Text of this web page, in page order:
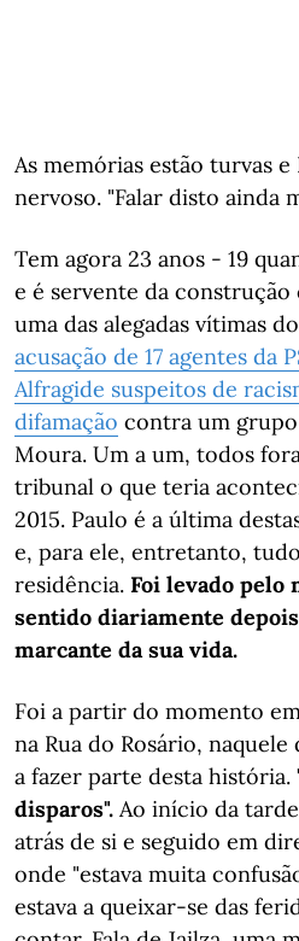
As memórias estão turvas
nervoso. "Falar disto ainda
Tem agora 23 anos - 19
e é servente da construção
uma das alegadas vítimas
acusação de 17 agentes da
Alfragide suspeitos de
difamação contra um grupo
Moura. Um a um, todos
tribunal o que teria
2015. Paulo é a última
e, para ele, entretanto,
residência. Foi levado pelo
sentido diariamente
marcante da sua vida.
Foi a partir do momento
na Rua do Rosário, naquele
a fazer parte desta história.
disparos". Ao início da
atrás de si e seguido em
onde "estava muita
estava a queixar-se das